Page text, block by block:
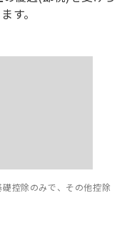
す。
控除のみで、その他控除